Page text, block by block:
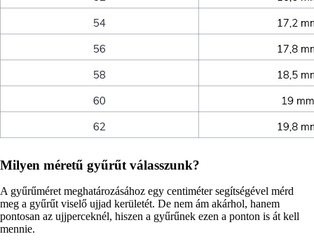
Milyen méretű gyűrűt válasszunk?
A gyűrűméret meghatározásához egy centiméter segítségével mérd
meg a gyűrűt viselő ujjad kerületét. De nem ám akárhol, hanem
pontosan az ujjperceknél, hiszen a gyűrűnek ezen a ponton is át kell
mennie.